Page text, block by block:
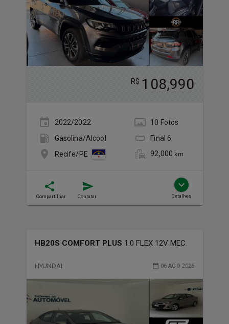
R$ 108,990
2022/2022 10 Fotos
Gasolina/Álcool
Final6
Recife/PE
92,000 km
Compartilhar Contatar Detalhes
HB20S COMFORT PLUS 1.0 FLEX 12V MEC.
HYUNDAI 06 AGO 2026